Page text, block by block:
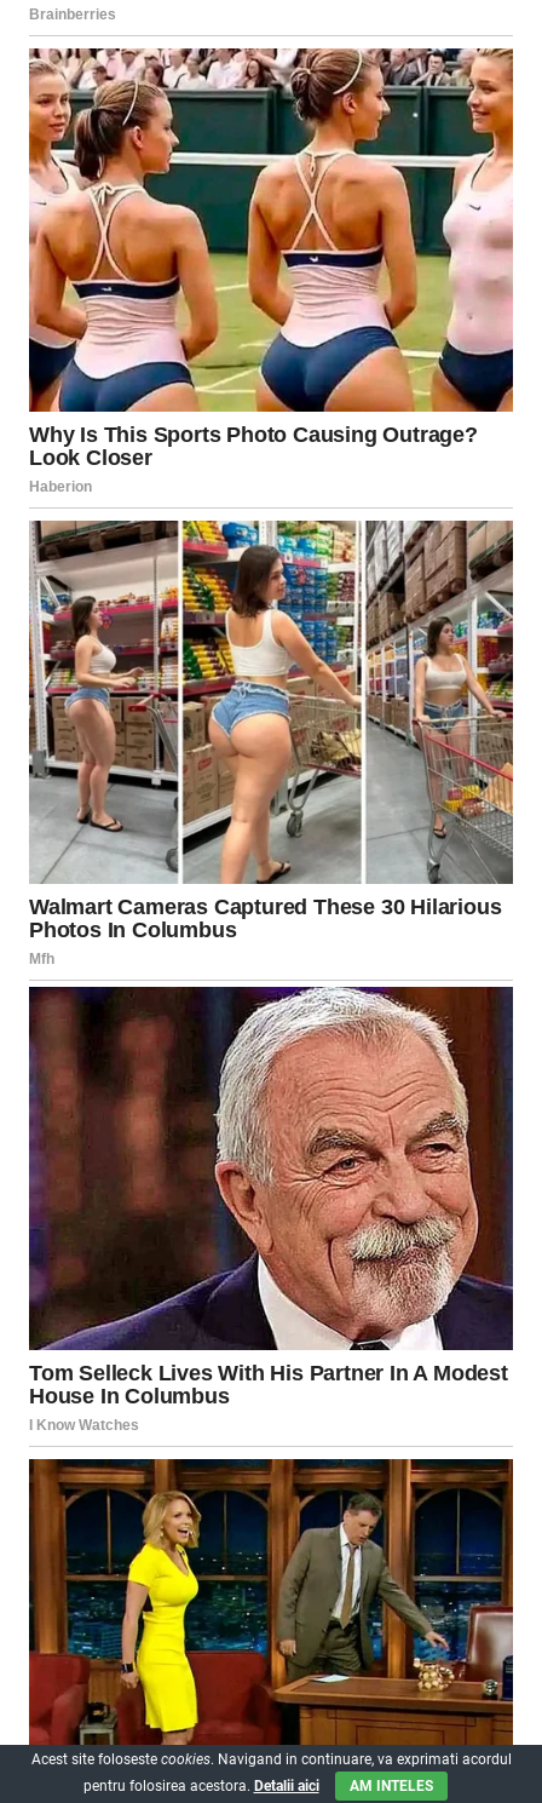
Acest site foloseste cookies. Navigand in continuare, va exprimati acordul
pentru folosirea acestora. Detalii aici AM INTELES